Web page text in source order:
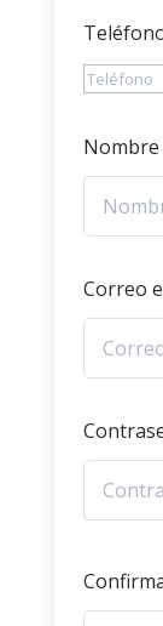
Correo